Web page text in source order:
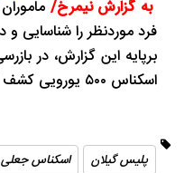
به گزارش نیمرخ/
فرد موردنظر را شناسایی و
اسکناس ۵۰۰ یورویی کشف گرددید و متهم با تشکیل پرونده به مرجع قضائی معرفی و روانه زندان شدند.
پلیس گیلان اسکناس‌ جعلی